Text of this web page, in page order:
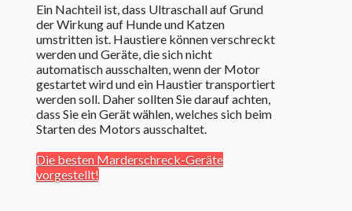
Ein Nachteil ist, dass Ultraschall auf Grund
der Wirkung auf Hunde und Katzen
umstritten ist. Haustiere können verschreckt
werden und Geräte, die sich nicht
automatisch ausschalten, wenn der Motor
gestartet wird und ein Haustier transportiert
werden soll. Daher sollten Sie darauf achten,
dass Sie ein Gerät wählen, welches sich beim
Starten des Motors ausschaltet.
Die besten Marderschreck-Geräte
vorgestellt!